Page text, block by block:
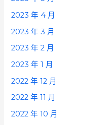
2023 年 4 月
2023 年 3 月
2023 年 2 月
2023 年 1 月
2022 年 12 月
2022 年 11 月
2022 年 10 月